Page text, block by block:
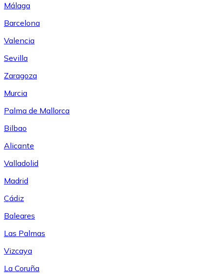
Málaga
Barcelona
Valencia
Sevilla
Zaragoza
Murcia
Palma de Mallorca
Bilbao
Alicante
Valladolid
Madrid
Cádiz
Baleares
Las Palmas
Vizcaya
La Coruña